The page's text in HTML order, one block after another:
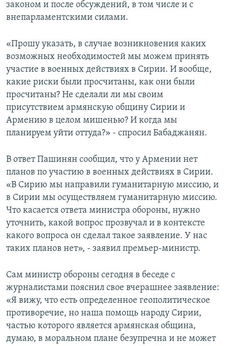
законом и после обсуждений, в том числе и с
внепарламентскими силами.
«Прошу указать, в случае возникновения каких
возможных необходимостей мы можем принять
участие в военных действиях в Сирии. И вообще,
какие риски были просчитаны, как они были
просчитаны? Не сделали ли мы своим
присутствием армянскую общину Сирии и
Армению в целом мишенью? И когда мы
планируем уйти оттуда?» - спросил Бабаджанян.
В ответ Пашинян сообщил, что у Армении нет
планов по участию в военных действиях в Сирии.
«В Сирию мы направили гуманитарную миссию, и
в Сирии мы осуществляем гуманитарную миссию.
Что касается ответа министра обороны, нужно
уточнить, какой вопрос прозвучал и в контексте
какого вопроса он сделал такое заявление. У нас
таких планов нет», - заявил премьер-министр.
Сам министр обороны сегодня в беседе с
журналистами пояснил свое вчерашнее заявление:
«Я вижу, что есть определенное геополитическое
противоречие, но наша помощь народу Сирии,
частью которого является армянская община,
думаю, в моральном плане безупречна и не может